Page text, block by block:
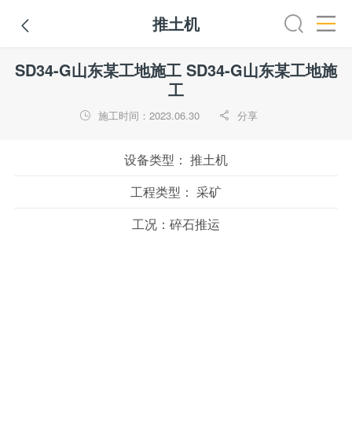
 推土机
全部 推土机 压路机 平地机 装载机 挖掘机 铣
SD34-G山东某工地施工 SD34-G山东某工地施
工
 施工时间：2023.06.30  分享
设备类型： 推土机
工程类型： 采矿
工况： 碎石推运